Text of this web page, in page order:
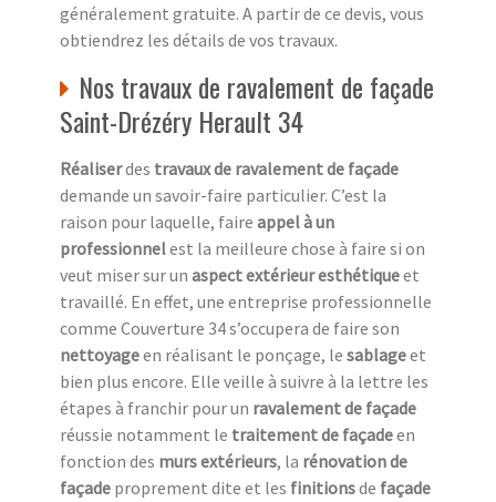
généralement gratuite. A partir de ce devis, vous
obtiendrez les détails de vos travaux.
Nos travaux de ravalement de façade
Saint-Drézéry Herault 34
Réaliserdes travaux de ravalement de façade
demande un savoir-faire particulier. C’est la
raison pour laquelle, faire appel à un
professionnelest la meilleure chose à faire si on
veut miser sur un aspect extérieur esthétiqueet
travaillé. En effet, une entreprise professionnelle
comme Couverture 34 s’occupera de faire son
nettoyageen réalisant le ponçage, le sablageet
bien plus encore. Elle veille à suivre à la lettre les
étapes à franchir pour un ravalement de façade
réussie notamment le traitement de façadeen
fonction des murs extérieurs, la rénovation de
façade proprement dite et les finitionsde façade